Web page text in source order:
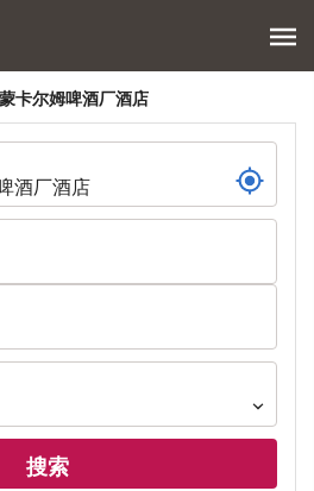
卡尔姆啤酒厂酒店
搜索